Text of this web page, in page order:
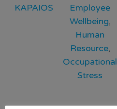
KAPAIOS
Employee
Wellbeing,
Human
Resource,
Occupational
Stress